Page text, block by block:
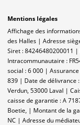
Mentions légales
Affichage des
des Halles | Adresse
Siret : 84246480200011 |
Intracommunautaire :
social : 6 000 | Assurance
839 | Date de délivrance
Verdun, 53000 Laval |
caisse de garantie : A
Boetie, | Montant de la
NC | Adresse du